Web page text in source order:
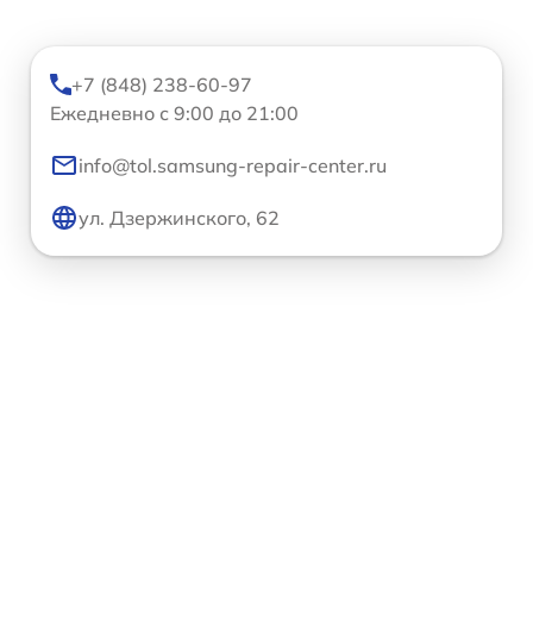
+7 (848) 238-60-97
Ежедневно с 9:00 до 21:00
info@tol.samsung-repair-center.ru
ул. Дзержинского, 62